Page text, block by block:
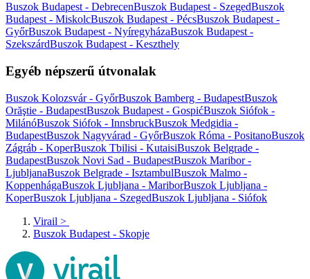
Buszok Budapest - DebrecenBuszok Budapest - SzegedBuszok
Budapest - MiskolcBuszok Budapest - PécsBuszok Budapest -
GyőrBuszok Budapest - NyíregyházaBuszok Budapest -
SzekszárdBuszok Budapest - Keszthely
Egyéb népszerű útvonalak
Buszok Kolozsvár - GyőrBuszok Bamberg - BudapestBuszok
Orăştie - BudapestBuszok Budapest - GospićBuszok Siófok -
MilánóBuszok Siófok - InnsbruckBuszok Medgidia -
BudapestBuszok Nagyvárad - GyőrBuszok Róma - PositanoBuszok
Zágráb - KoperBuszok Tbilisi - KutaisiBuszok Belgrade -
BudapestBuszok Novi Sad - BudapestBuszok Maribor -
LjubljanaBuszok Belgrade - IsztambulBuszok Malmo -
KoppenhágaBuszok Ljubljana - MariborBuszok Ljubljana -
KoperBuszok Ljubljana - SzegedBuszok Ljubljana - Siófok
Virail >
Buszok Budapest - Skopje